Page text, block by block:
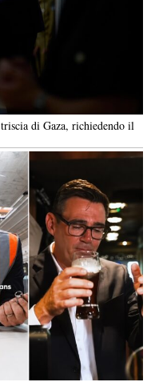
di Gaza, richiedendo il